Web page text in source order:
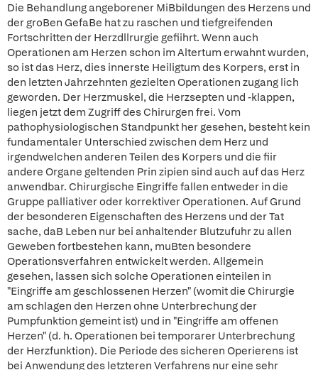
Die Behandlung angeborener MiBbildungen des Herzens und
der groBen GefaBe hat zu raschen und tiefgreifenden
Fortschritten der Herzdllrurgie gefiihrt. Wenn auch
Operationen am Herzen schon im Altertum erwahnt wurden,
so ist das Herz, dies innerste Heiligtum des Korpers, erst in
den letzten Jahrzehnten gezielten Operationen zugang lich
geworden. Der Herzmuskel, die Herzsepten und -klappen,
liegen jetzt dem Zugriff des Chirurgen frei. Vom
pathophysiologischen Standpunkt her gesehen, besteht kein
fundamentaler Unterschied zwischen dem Herz und
irgendwelchen anderen Teilen des Korpers und die fiir
andere Organe geltenden Prin zipien sind auch auf das Herz
anwendbar. Chirurgische Eingriffe fallen entweder in die
Gruppe palliativer oder korrektiver Operationen. Auf Grund
der besonderen Eigenschaften des Herzens und der Tat
sache, daB Leben nur bei anhaltender Blutzufuhr zu allen
Geweben fortbestehen kann, muBten besondere
Operationsverfahren entwickelt werden. Allgemein
gesehen, lassen sich solche Operationen einteilen in
"Eingriffe am geschlossenen Herzen" (womit die Chirurgie
am schlagen den Herzen ohne Unterbrechung der
Pumpfunktion gemeint ist) und in "Eingriffe am offenen
Herzen" (d. h. Operationen bei temporarer Unterbrechung
der Herzfunktion). Die Periode des sicheren Operierens ist
bei Anwendung des letzteren Verfahrens nur eine sehr